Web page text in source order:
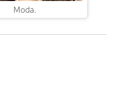
Moda.